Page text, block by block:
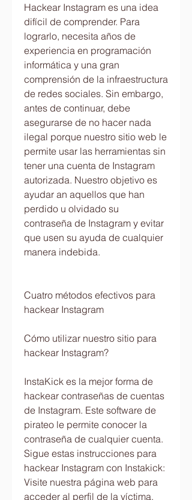
Hackear Instagram es una idea
difícil de comprender. Para
lograrlo, necesita años de
experiencia en programación
informática y una gran
comprensión de la infraestructura
de redes sociales. Sin embargo,
antes de continuar, debe
asegurarse de no hacer nada
ilegal porque nuestro sitio web le
permite usar las herramientas sin
tener una cuenta de Instagram
autorizada. Nuestro objetivo es
ayudar an aquellos que han
perdido u olvidado su
contraseña de Instagram y evitar
que usen su ayuda de cualquier
manera indebida.
Cuatro métodos efectivos para
hackear Instagram
Cómo utilizar nuestro sitio para
hackear Instagram?
InstaKick es la mejor forma de
hackear contraseñas de cuentas
de Instagram. Este software de
pirateo le permite conocer la
contraseña de cualquier cuenta.
Sigue estas instrucciones para
hackear Instagram con Instakick:
Visite nuestra página web para
acceder al perfil de la víctima.